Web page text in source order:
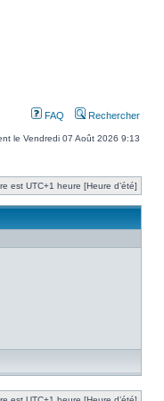
FAQ Rechercher
le Vendredi 07 Août 2026 9:13
est UTC+1 heure [Heure d’été]